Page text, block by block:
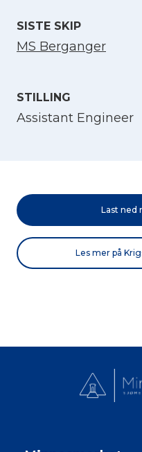
SISTE SKIP
MS Berganger
STILLING
Assistant Engineer
Last ned
Les mer på